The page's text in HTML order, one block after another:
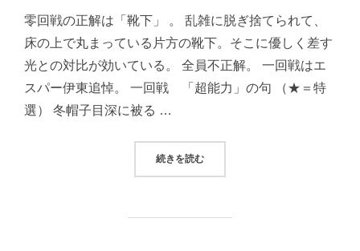
零回戦の正解は「靴下」 。 乱雑に脱ぎ捨てられて、
床の上で丸まっている片方の靴下。そこに優しく差す
光との対比が効いている。 全員不正解。 一回戦はエ
スパー伊東追悼。 一回戦 「超能力」の句 （★＝特
選） 冬帽子目深に被る …
続きを読む“りぼん句会報2024年1月19日（金